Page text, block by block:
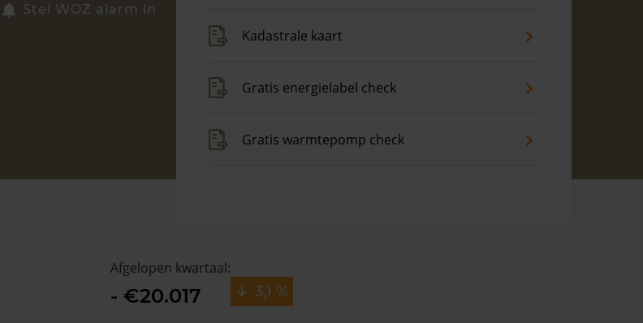
Stel WOZ alarm in
Kadastrale kaart
Gratis energielabel check
Gratis warmtepomp check
Afgelopen kwartaal:
- €20.017 3,1 %